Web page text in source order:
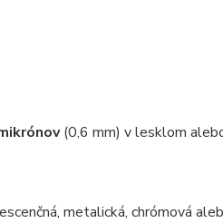
(0,6 mm) v lesklom
metalická, chrómová